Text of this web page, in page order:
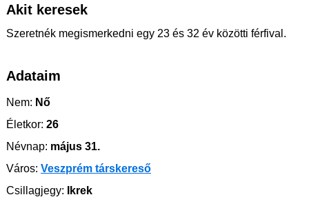
Akit keresek
Szeretnék megismerkedni egy 23 és 32 év közötti férfival.
Adataim
Nem: Nő
Életkor: 26
Névnap: május 31.
Város: Veszprém társkereső
Csillagjegy: Ikrek